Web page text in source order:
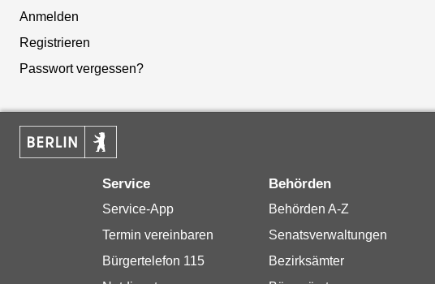
Anmelden
Registrieren
Passwort vergessen?
Service
Service-App
Termin vereinbaren
Bürgertelefon 115
Behörden
Behörden A-Z
Senatsverwaltungen
Bezirksämter